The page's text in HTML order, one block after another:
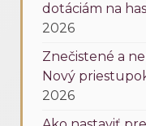
dotáciám na
2026
Znečistené a
Nový
2026